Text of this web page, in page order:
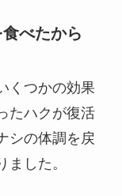
べたから
くつかの効果
たハクが復活
シの体調を戻
ました。